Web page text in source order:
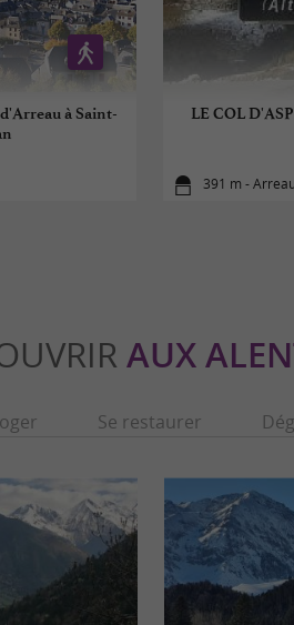
d'Arreau à Saint-
LE COL
391 m -
AUX
Se restaurer